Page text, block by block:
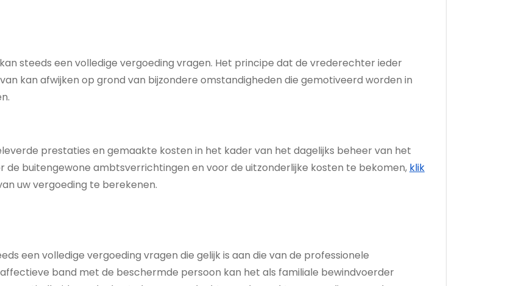
kan steeds een volledige vergoeding vragen. Het principe dat de vrederechter ieder
kan afwijken op grond van bijzondere omstandigheden die gemotiveerd worden in
prestaties en gemaakte kosten in het kader van het dagelijks beheer van het
buitengewone ambtsverrichtingen en voor de uitzonderlijke kosten te bekomen, klik
uw vergoeding te berekenen.
een volledige vergoeding vragen die gelijk is aan die van de professionele
band met de beschermde persoon kan het als familiale bewindvoerder